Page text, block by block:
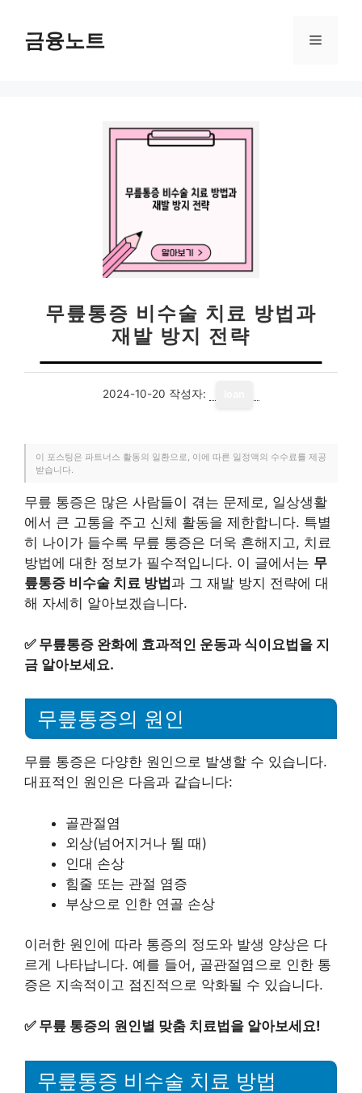
금융노트 메
무릎통증 비수술 치료 방법과
재발 방지 전략
2024-10-20 작성자:
이 포스팅은 파트너스 활동의 일환으로, 이에 따른 일정액의 수수료를 제공
받습니다.
무릎 통증은 많은 사람들이 겪는 문제로, 일상생활
에서 큰 고통을 주고 신체 활동을 제한합니다. 특별
히 나이가 들수록 무릎 통증은 더욱 흔해지고, 치료
방법에 대한 정보가 필수적입니다. 이 글에서는 무
릎통증 비수술 치료 방법 과 그 재발 방지 전략에 대
해 자세히 알아보겠습니다.
✅ 무릎통증 완화에 효과적인 운동과 식이요법을 지
금 알아보세요.
무릎통증의 원인
무릎 통증은 다양한 원인으로 발생할 수 있습니다.
대표적인 원인은 다음과 같습니다:
골관절염
외상(넘어지거나 뛸 때)
인대 손상
힘줄 또는 관절 염증
부상으로 인한 연골 손상
이러한 원인에 따라 통증의 정도와 발생 양상은 다
르게 나타납니다. 예를 들어, 골관절염으로 인한 통
증은 지속적이고 점진적으로 악화될 수 있습니다.
✅ 무릎 통증의 원인별 맞춤 치료법을 알아보세요!
무릎통증 비수술 치료 방법